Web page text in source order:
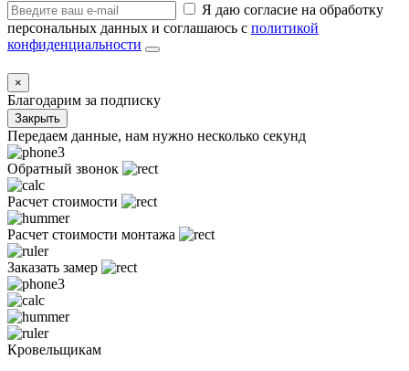
Я даю согласие на обработку
персональных данных и соглашаюсь с политикой
конфиденциальности
×
Благодарим за подписку
Закрыть
Передаем данные, нам нужно несколько секунд
Обратный звонок
Расчет стоимости
Расчет стоимости монтажа
Заказать замер
Кровельщикам